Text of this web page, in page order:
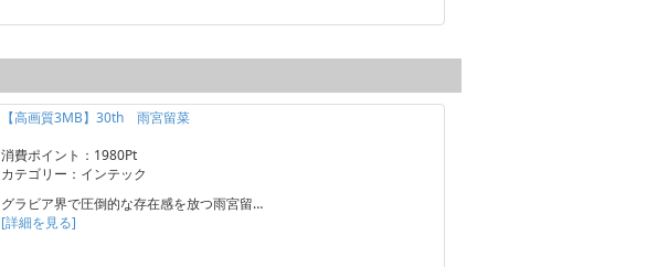
【高画質3MB】30th 雨宮留菜
消費ポイント：1980Pt
カテゴリー：インテック
グラビア界で圧倒的な存在感を放つ雨宮留…
[詳細を見る]